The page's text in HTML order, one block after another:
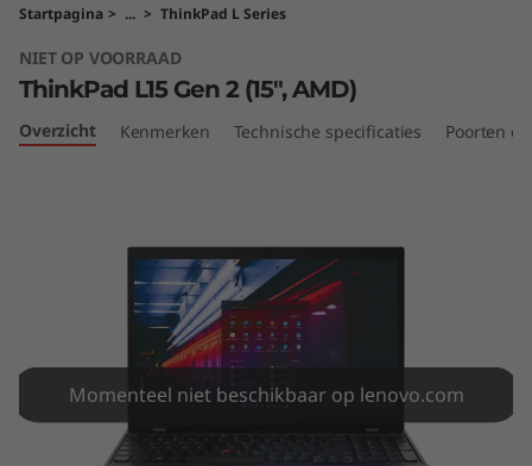
P
a
d
e
n
Startpagina > ... > ThinkPad L Series
NIET OP VOORRAAD
ThinkPad L15 Gen 2 (15″, AMD)
Overzicht Kenmerken Technische specificaties Poorten
Momenteel niet beschikbaar op lenovo.com